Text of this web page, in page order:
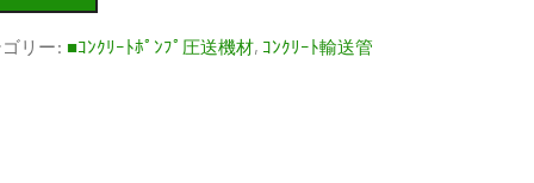
ゴリー:■ｺﾝｸﾘｰﾄﾎﾟﾝﾌﾟ圧送機材, ｺﾝｸﾘｰﾄ輸送管